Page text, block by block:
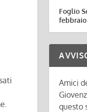
Foglio
Amici
questo